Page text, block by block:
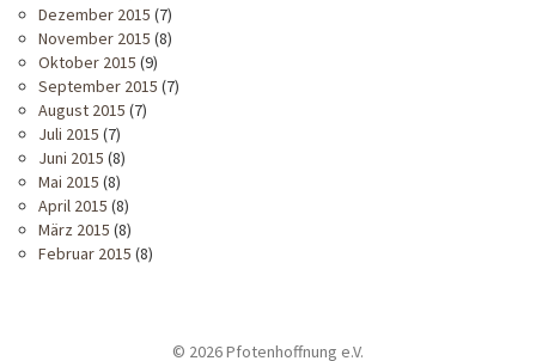
Dezember 2015 (7)
November 2015 (8)
Oktober 2015 (9)
September 2015 (7)
August 2015 (7)
Juli 2015 (7)
Juni 2015 (8)
Mai 2015 (8)
April 2015 (8)
März 2015 (8)
Februar 2015 (8)
© 2026 Pfotenhoffnung e.V.